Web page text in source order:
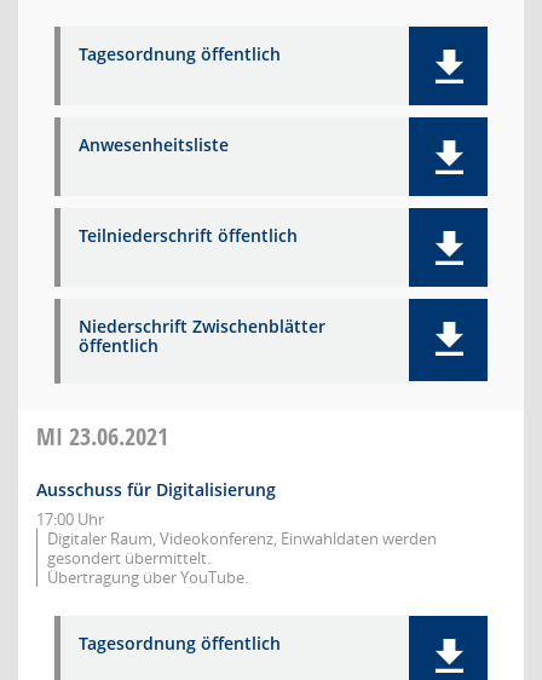
Tagesordnung öffentlich
Anwesenheitsliste
Teilniederschrift öffentlich
Niederschrift Zwischenblätter
öffentlich
MI 23.06.2021
Ausschuss für Digitalisierung
17:00 Uhr
Digitaler Raum, Videokonferenz, Einwahldaten werden
gesondert übermittelt.
Übertragung über YouTube.
Tagesordnung öffentlich